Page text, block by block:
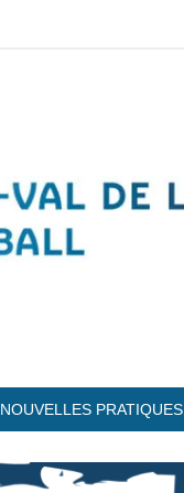
NOUVELLES PRATIQUES